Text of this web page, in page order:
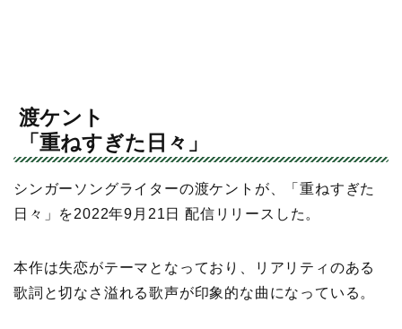
渡ケント
「重ねすぎた日々」
シンガーソングライターの渡ケントが、「重ねすぎた
日々」を2022年9月21日 配信リリースした。
本作は失恋がテーマとなっており、リアリティのある
歌詞と切なさ溢れる歌声が印象的な曲になっている。